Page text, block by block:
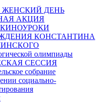
ДЕНЬ
АКЦИЯ
КОНСТАНТИНА
олимпиады
СЕССИЯ
собрание
социально-